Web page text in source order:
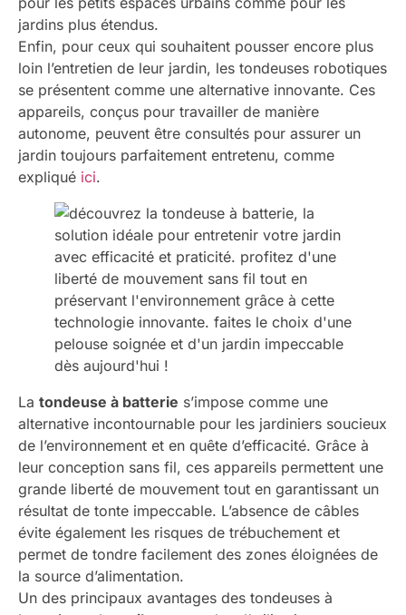
jardins plus étendus.
Enfin, pour ceux qui souhaitent pousser encore plus
loin l’entretien de leur jardin, les tondeuses robotiques
se présentent comme une alternative innovante. Ces
appareils, conçus pour travailler de manière
autonome, peuvent être consultés pour assurer un
jardin toujours parfaitement entretenu, comme
expliqué ici.
La tondeuse à batterie s’impose comme une
alternative incontournable pour les jardiniers soucieux
de l’environnement et en quête d’efficacité. Grâce à
leur conception sans fil, ces appareils permettent une
grande liberté de mouvement tout en garantissant un
résultat de tonte impeccable. L’absence de câbles
évite également les risques de trébuchement et
permet de tondre facilement des zones éloignées de
la source d’alimentation.
Un des principaux avantages des tondeuses à